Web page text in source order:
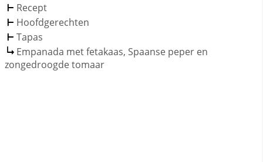
Recept
Hoofdgerechten
Tapas
Empanada met fetakaas, Spaanse peper en
zongedroogde tomaar